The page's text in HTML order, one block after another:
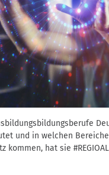
und in welchen
kommen, hat sie